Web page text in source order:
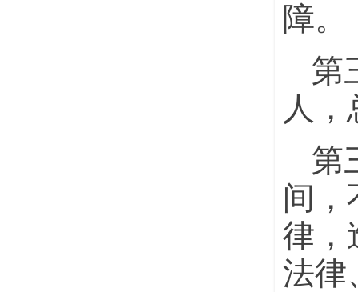
障。
第
人
第
间，
律，
法律